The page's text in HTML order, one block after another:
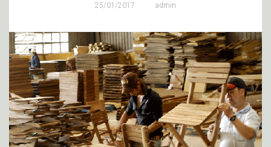
25/01/2017 admin